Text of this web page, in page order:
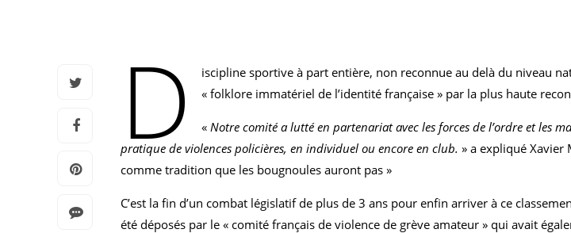
D
iscipline sportive à part entière, non reconnue au delà du niveau
« folklore immatériel de l’identité française » par la plus haute
« Notre comité a lutté en partenariat avec les forces de l’ordre et les
pratique de violences policières, en individuel ou encore en club. » a expliqué Xavier
comme tradition que les bougnoules auront pas »
C’est la fin d’un combat législatif de plus de 3 ans pour enfin arriver à ce
été déposés par le « comité français de violence de grève amateur » qui avait